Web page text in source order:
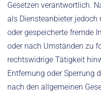
Gesetzen verantwortlich.
als Diensteanbieter
oder gespeicherte fremde
oder nach Umständen zu
rechtswidrige Tätigkeit
Entfernung oder Sperrung
nach den allgemeinen